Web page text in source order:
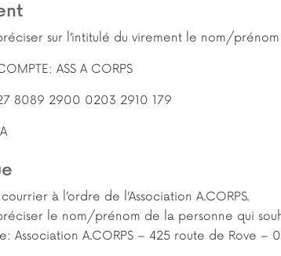
sur l’intitulé du virement le nom/
ASS A CORPS
8089 2900 0203 2910 179
à l’ordre de l’Association A.CORPS.
le nom/prénom de la personne qui
Association A.CORPS – 425 route de Rove –